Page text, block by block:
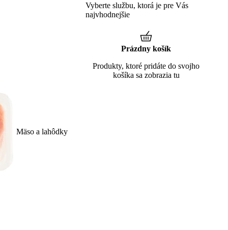
Mäso a lahôdky
Vyberte službu, ktorá je pre Vás
najvhodnejšie
Prázdny košík
Produkty, ktoré pridáte do svojho
košíka sa zobrazia tu